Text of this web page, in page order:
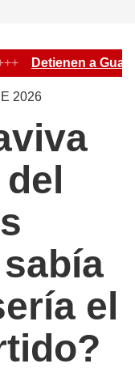
Detienen a
2026
el